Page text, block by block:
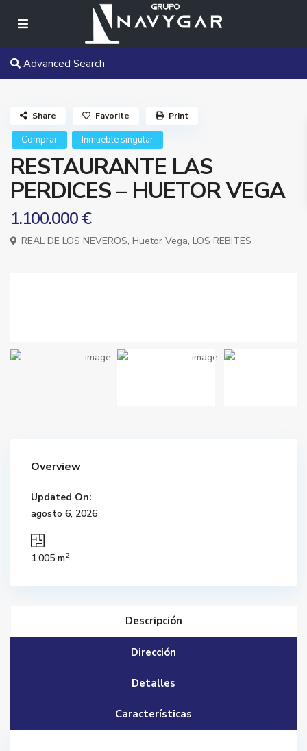
Advanced Search
Comprar Inmueble singular
RESTAURANTE LAS
PERDICES – HUETOR VEGA
1.100.000 €
REAL DE LOS NEVEROS, Huetor Vega, LOS REBITES
Share Favorite Print
Overview
Updated On:
agosto 6, 2026
1.005 m2
Descripción
Dirección
Detalles
Características